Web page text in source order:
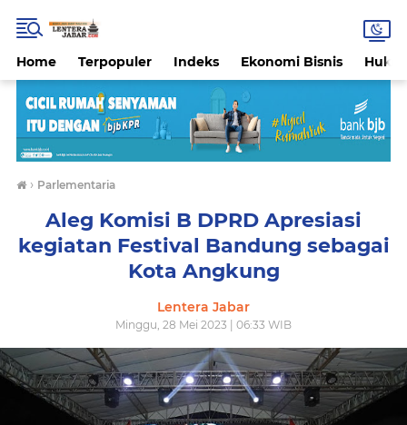
Home Terpopuler Indeks Ekonomi Bisnis
› Parlementaria
Aleg Komisi B DPRD Apresiasi
kegiatan Festival Bandung sebagai
Kota Angkung
Lentera Jabar
Minggu, 28 Mei 2023 | 06:33 WIB